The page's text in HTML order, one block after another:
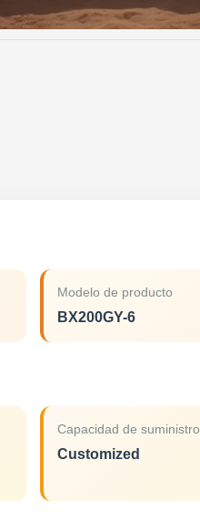
Modelo de producto
BX200GY-6
Capacidad de suministro
Customized